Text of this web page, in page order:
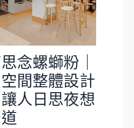
念螺螄粉｜
間整體設計
人日思夜想